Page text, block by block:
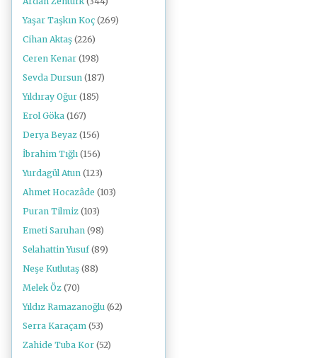
Yaşar Taşkın Koç (269)
Cihan Aktaş (226)
Ceren Kenar (198)
Sevda Dursun (187)
Yıldıray Oğur (185)
Erol Göka (167)
Derya Beyaz (156)
İbrahim Tığlı (156)
Yurdagül Atun (123)
Ahmet Hocazâde (103)
Puran Tilmiz (103)
Emeti Saruhan (98)
Selahattin Yusuf (89)
Neşe Kutlutaş (88)
Melek Öz (70)
Yıldız Ramazanoğlu (62)
Serra Karaçam (53)
Zahide Tuba Kor (52)